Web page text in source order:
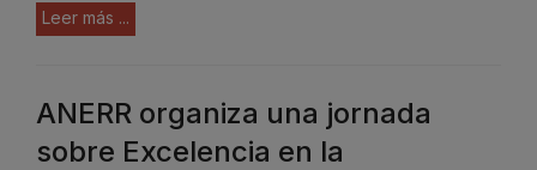
Leer más ...
ANERR organiza una jornada
sobre Excelencia en la